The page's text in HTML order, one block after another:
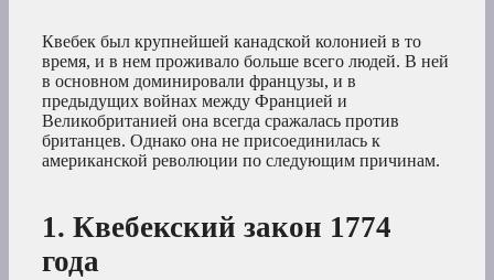
Квебек был крупнейшей канадской колонией в то
время, и в нем проживало больше всего людей. В ней
в основном доминировали французы, и в
предыдущих войнах между Францией и
Великобританией она всегда сражалась против
британцев. Однако она не присоединилась к
американской революции по следующим причинам.
1. Квебекский закон 1774
года